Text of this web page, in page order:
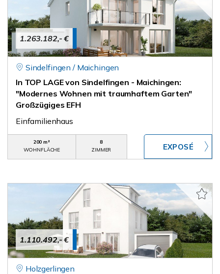
1.263.182,- €
Sindelfingen / Maichingen
In TOP LAGE von Sindelfingen - Maichingen:
"Modernes Wohnen mit traumhaftem Garten"
Großzügiges EFH
Einfamilienhaus
200 m²
WOHNFLÄCHE
8
ZIMMER
1.110.492,- €
Holzgerlingen